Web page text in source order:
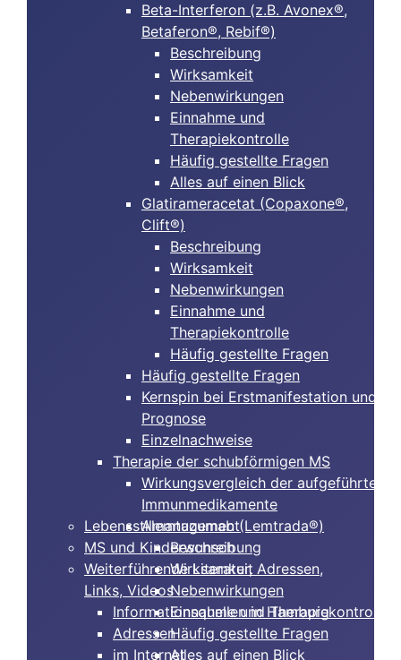
Beta-Interferon (z.B. Avonex®,
Betaferon®, Rebif®)
Beschreibung
Wirksamkeit
Nebenwirkungen
Einnahme und
Therapiekontrolle
Häufig gestellte Fragen
Alles auf einen Blick
Glatirameracetat (Copaxone®,
Clift®)
Beschreibung
Wirksamkeit
Nebenwirkungen
Einnahme und
Therapiekontrolle
Häufig gestellte Fragen
Häufig gestellte Fragen
Kernspin bei Erstmanifestation und
Prognose
Einzelnachweise
Therapie der schubförmigen MS
Wirkungsvergleich der aufgeführten
Immunmedikamente
Alemtuzumab (Lemtrada®)
Beschreibung
Wirksamkeit
Nebenwirkungen
Einnahme und Therapiekontrolle
Häufig gestellte Fragen
Alles auf einen Blick
Lebensstilmanagement
MS und Kinderwunsch
Weiterführende Literatur, Adressen,
Links, Videos
Informationsquellen in Hamburg
Adressen
im Internet